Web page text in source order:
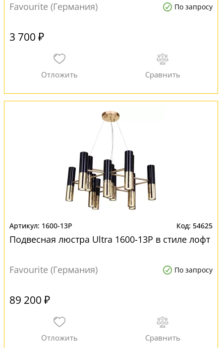
Favourite (Германия) По запросу
3 700 ₽
1600-13P 54625
Подвесная люстра Ultra 1600-13P в стиле лофт
Favourite (Германия) По запросу
89 200 ₽